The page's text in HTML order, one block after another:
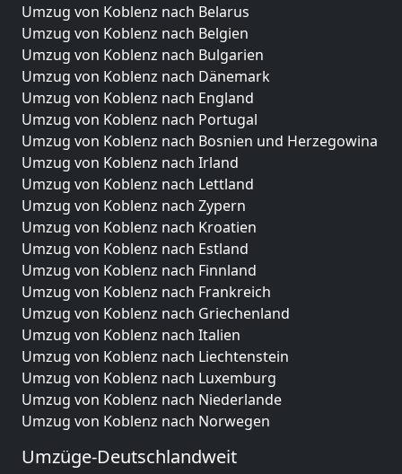
Umzug von Koblenz nach Belarus
Umzug von Koblenz nach Belgien
Umzug von Koblenz nach Bulgarien
Umzug von Koblenz nach Dänemark
Umzug von Koblenz nach England
Umzug von Koblenz nach Portugal
Umzug von Koblenz nach Bosnien und Herzegowina
Umzug von Koblenz nach Irland
Umzug von Koblenz nach Lettland
Umzug von Koblenz nach Zypern
Umzug von Koblenz nach Kroatien
Umzug von Koblenz nach Estland
Umzug von Koblenz nach Finnland
Umzug von Koblenz nach Frankreich
Umzug von Koblenz nach Griechenland
Umzug von Koblenz nach Italien
Umzug von Koblenz nach Liechtenstein
Umzug von Koblenz nach Luxemburg
Umzug von Koblenz nach Niederlande
Umzug von Koblenz nach Norwegen
Umzüge-Deutschlandweit